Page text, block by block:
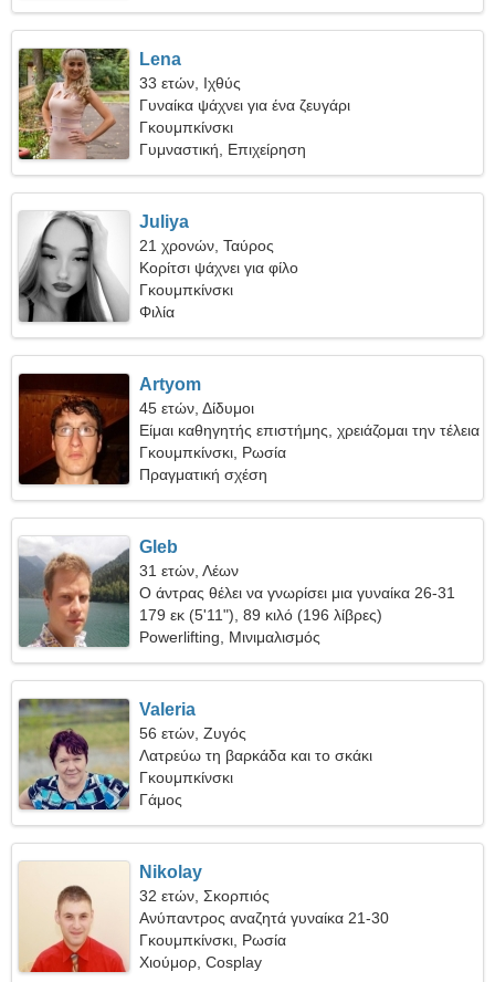
Lena
33 ετών, Ιχθύς
Γυναίκα ψάχνει για ένα ζευγάρι
Γκουμπκίνσκι
Γυμναστική, Επιχείρηση
Juliya
21 χρονών, Ταύρος
Κορίτσι ψάχνει για φίλο
Γκουμπκίνσκι
Φιλία
Artyom
45 ετών, Δίδυμοι
Είμαι καθηγητής επιστήμης, χρειάζομαι την τέλεια
γυναίκα
Γκουμπκίνσκι, Ρωσία
Πραγματική σχέση
Gleb
31 ετών, Λέων
Ο άντρας θέλει να γνωρίσει μια γυναίκα 26-31
179 εκ (5'11"), 89 κιλό (196 λίβρες)
Powerlifting, Μινιμαλισμός
Valeria
56 ετών, Ζυγός
Λατρεύω τη βαρκάδα και το σκάκι
Γκουμπκίνσκι
Γάμος
Nikolay
32 ετών, Σκορπιός
Ανύπαντρος αναζητά γυναίκα 21-30
Γκουμπκίνσκι, Ρωσία
Χιούμορ, Cosplay